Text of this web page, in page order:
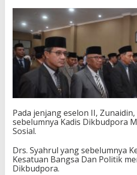
Pada jenjang eselon II, Zunaidin,
sebelumnya Kadis Dikbudpora
Sosial.
Drs. Syahrul yang sebelumnya
Kesatuan Bangsa Dan Politik
Dikbudpora.